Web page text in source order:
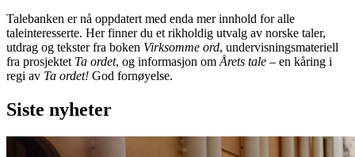
Talebanken er nå oppdatert med enda mer innhold for alle
taleinteresserte. Her finner du et rikholdig utvalg av norske taler,
utdrag og tekster fra boken Virksomme ord, undervisningsmateriell
fra prosjektet Ta ordet, og informasjon om Årets tale – en kåring i
regi av Ta ordet! God fornøyelse.
Siste nyheter